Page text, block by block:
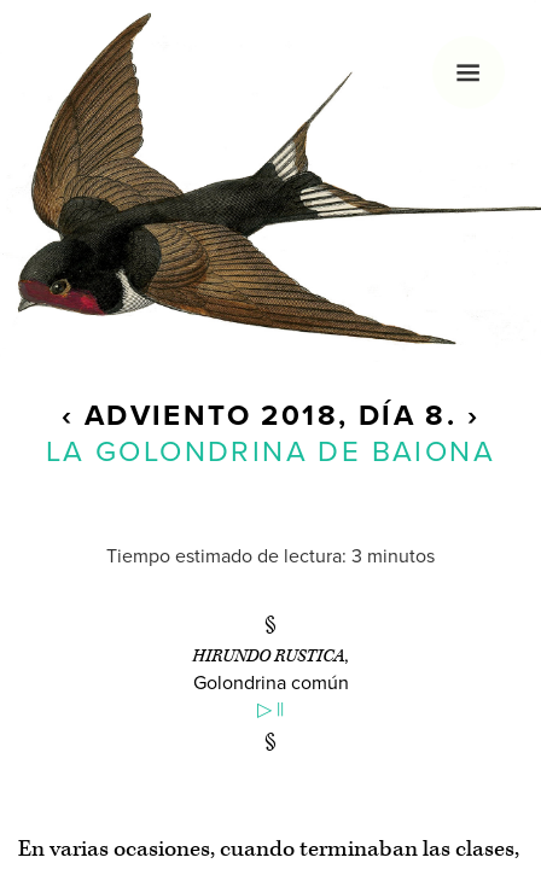
‹ ADVIENTO 2018, DÍA 8. ›
LA GOLONDRINA DE BAIONA
Tiempo estimado de lectura: 3 minutos
HIRUNDO RUSTICA,
Golondrina común
▷ ||
En varias ocasiones, cuando terminaban las clases,
HOLA, SOY MARGÓ
Me gusta la navidad, nadar, dibujar y los
calendarios de Adviento. Hace unos años decidí
empezar con este blog que sólo actualizo
veinticuatro días al año.
Adviento de 2020/2019/2018
2014
Índice de materias